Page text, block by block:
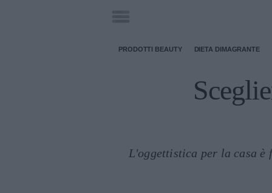
PRODOTTI BEAUTY DIETA DIMAGRANTE
L'oggettistica per la casa